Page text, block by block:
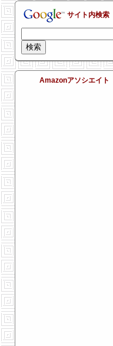
サイト内検索
Amazonアソシエイト